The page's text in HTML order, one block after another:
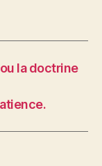
la doctrine